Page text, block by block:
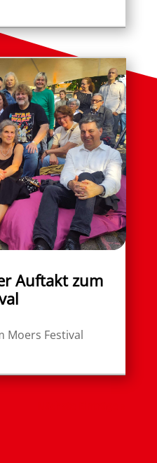
Auftakt zum
Moers Festival